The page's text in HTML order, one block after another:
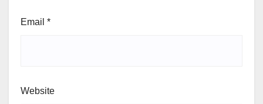
Email *
Website